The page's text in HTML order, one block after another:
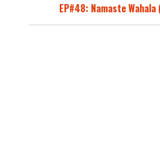
EP#48: Namaste Wahala